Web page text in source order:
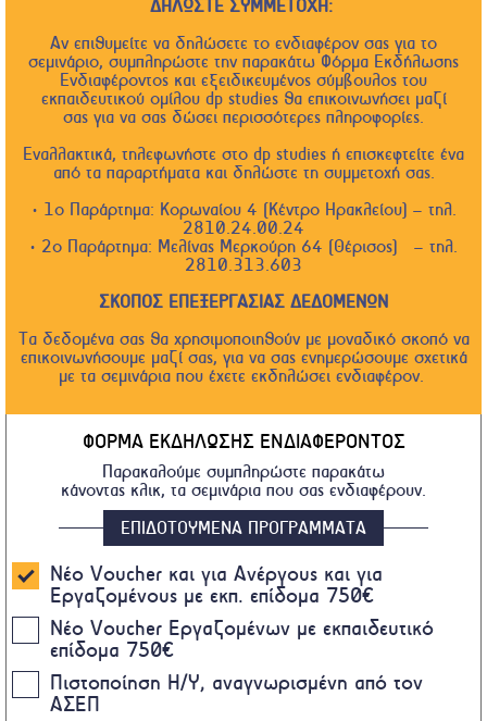
ΔΗΛΩΣΤΕ ΣΥΜΜΕΤΟΧΗ:
Αν επιθυμείτε να δηλώσετε το ενδιαφέρον σας για το
σεμινάριο, συμπληρώστε την παρακάτω Φόρμα Εκδήλωσης
Ενδιαφέροντος και εξειδικευμένος σύμβουλος του
εκπαιδευτικού ομίλου dp studies θα επικοινωνήσει μαζί
σας για να σας δώσει περισσότερες πληροφορίες.
Εναλλακτικά, τηλεφωνήστε στο dp studies ή επισκεφτείτε ένα
από τα παραρτήματα και δηλώστε τη συμμετοχή σας.
• 1ο Παράρτημα: Κορωναίου 4 (Κέντρο Ηρακλείου) – τηλ.
2810.24.00.24
• 2ο Παράρτημα: Μελίνας Μερκούρη 64 (Θέρισος) – τηλ.
2810.313.603
ΣΚΟΠΟΣ ΕΠΕΞΕΡΓΑΣΙΑΣ ΔΕΔΟΜΕΝΩΝ
Τα δεδομένα σας θα χρησιμοποιηθούν με μοναδικό σκοπό να
επικοινωνήσουμε μαζί σας, για να σας ενημερώσουμε σχετικά
με τα σεμινάρια που έχετε εκδηλώσει ενδιαφέρον.
ΦΟΡΜΑ ΕΚΔΗΛΩΣΗΣ ΕΝΔΙΑΦΕΡΟΝΤΟΣ
Παρακαλούμε συμπληρώστε παρακάτω
κάνοντας κλικ, τα σεμινάρια που σας ενδιαφέρουν.
ΕΠΙΔΟΤΟΥΜΕΝΑ ΠΡΟΓΡΑΜΜΑΤΑ
Νέο Voucher και για Ανέργους και για
Εργαζομένους με εκπ. επίδομα 750€
Nέο Voucher Εργαζομένων με εκπαιδευτικό
επίδομα 750€
Πιστοποίηση Η/Υ, αναγνωρισμένη από τον
ΑΣΕΠ